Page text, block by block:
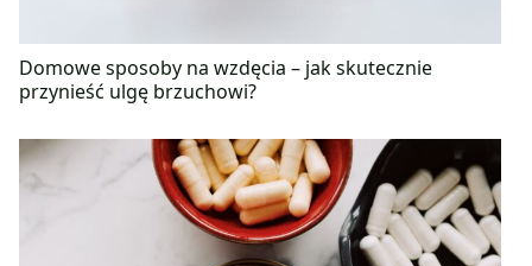
Domowe sposoby na wzdęcia – jak skutecznie
przynieść ulgę brzuchowi?